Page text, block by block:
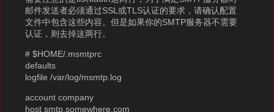
邮件发送者必须通过SSL或TLS认证的要求，请确认配置
文件中包含这些内容。但是如果你的SMTP服务器不需要
认证，则去掉这两行。
# $HOME/.msmtprc
defaults
logfile /var/log/msmtp.log
account company
host smtp.somewhere.com